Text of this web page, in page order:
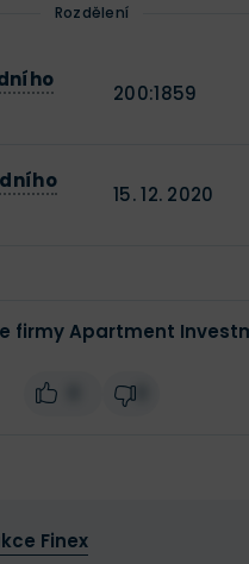
Rozdělení
200:1859
15. 12. 2020
firmy Apartment
Finex